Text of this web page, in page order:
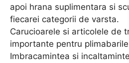
apoi hrana suplimentara si
fiecarei categorii de varsta.
Carucioarele si articolele de
importante pentru
Imbracamintea si